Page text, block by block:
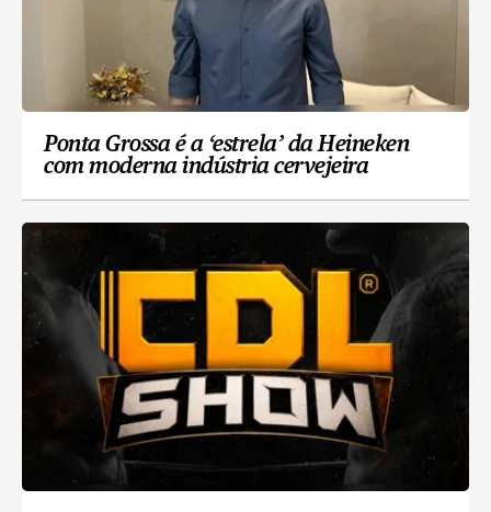
Ponta Grossa é a ‘estrela’ da Heineken
com moderna indústria cervejeira